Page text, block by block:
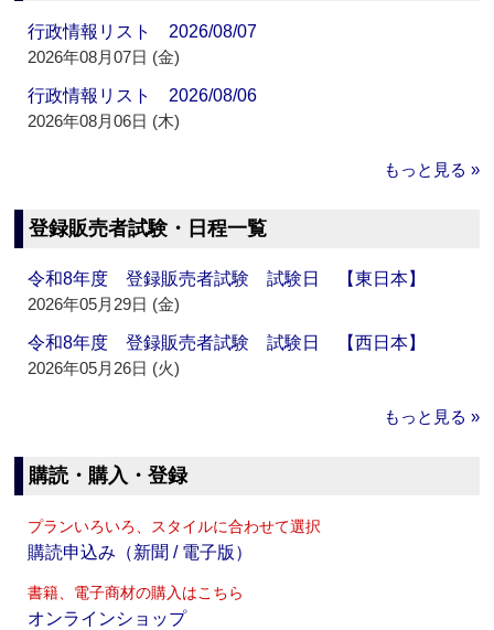
行政情報リスト 2026/08/07
2026年08月07日 (金)
行政情報リスト 2026/08/06
2026年08月06日 (木)
もっと見る »
登録販売者試験・日程一覧
令和8年度 登録販売者試験 試験日 【東日本】
2026年05月29日 (金)
令和8年度 登録販売者試験 試験日 【西日本】
2026年05月26日 (火)
もっと見る »
購読・購入・登録
プランいろいろ、スタイルに合わせて選択
購読申込み（新聞 / 電子版）
書籍、電子商材の購入はこちら
オンラインショップ